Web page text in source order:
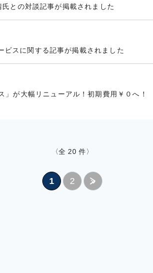
との対談記事が掲載されました
スに関する記事が掲載されました
が大幅リニューアル！初期費用￥０へ！
〈全 20 件〉
1 2 »